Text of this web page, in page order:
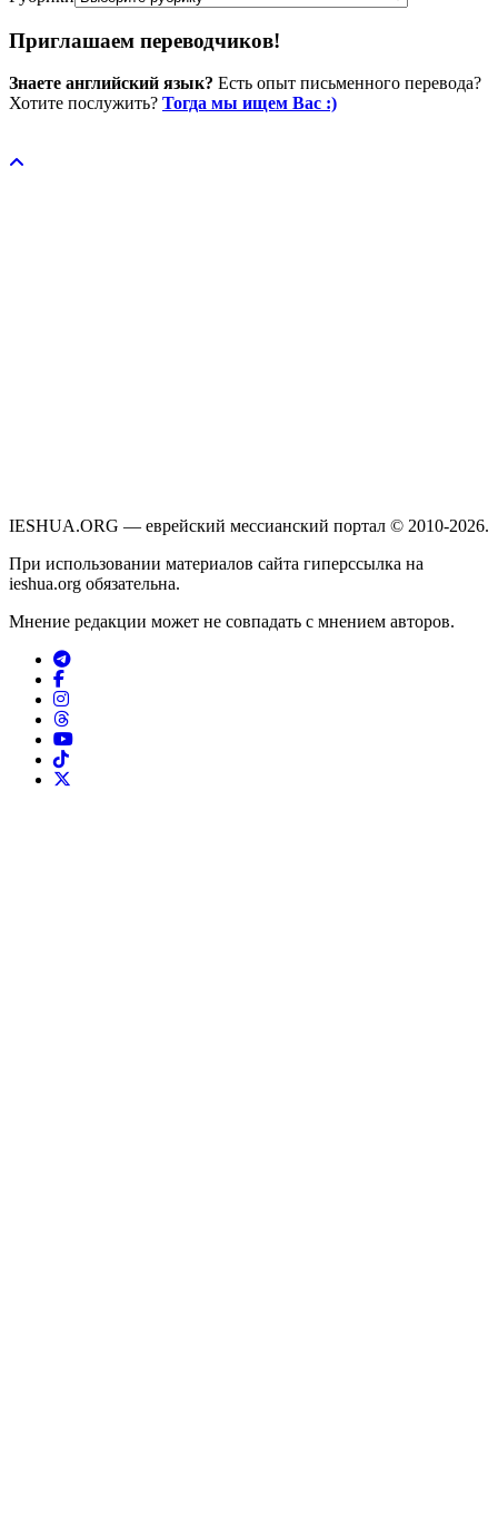
Приглашаем переводчиков!
Знаете английский язык? Есть опыт письменного перевода?
Хотите послужить? Тогда мы ищем Вас :)
IESHUA.ORG — еврейский мессианский портал © 2010-2026.
При использовании материалов сайта гиперссылка на
ieshua.org обязательна.
Мнение редакции может не совпадать с мнением авторов.